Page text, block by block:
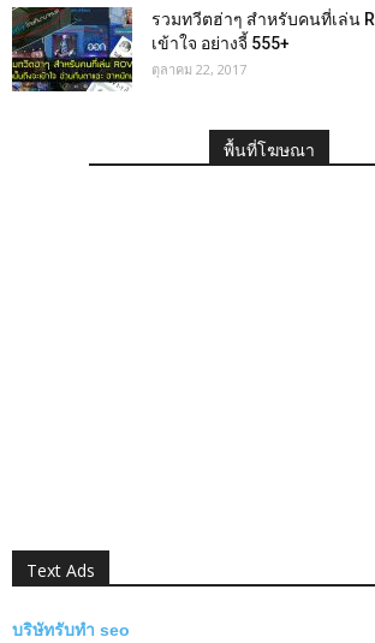
รวมทวีตฮ่าๆ สำหรับคนที่เล่น
เข้าใจ อย่างจี้ 555+
ตุลาคม 22, 2017
พื้นที่โฆษณา
Text Ads
บริษัทรับทำ seo